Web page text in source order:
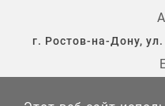
г. Ростов-на-Дону,